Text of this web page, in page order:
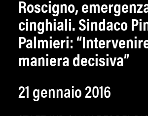
Roscigno,
cinghiali. Sindaco
Palmieri:
maniera decisiva”
21 gennaio 2016